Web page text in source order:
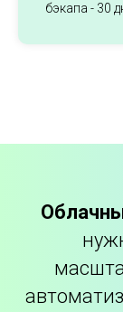
бэкапа - 30